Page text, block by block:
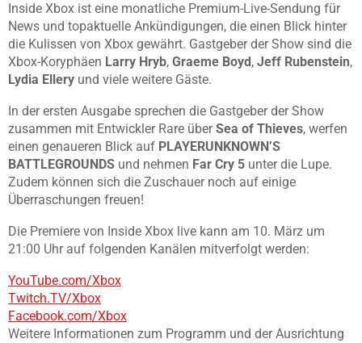
Inside Xbox ist eine monatliche Premium-Live-Sendung für
News und topaktuelle Ankündigungen, die einen Blick hinter
die Kulissen von Xbox gewährt. Gastgeber der Show sind die
Xbox-Koryphäen Larry Hryb, Graeme Boyd , Jeff Rubenstein,
Lydia Ellery und viele weitere Gäste.
In der ersten Ausgabe sprechen die Gastgeber der Show
zusammen mit Entwickler Rare überSea of Thieves, werfen
einen genaueren Blick auf PLAYERUNKNOWN’S
BATTLEGROUNDS und nehmen Far Cry 5 unter die Lupe.
Zudem können sich die Zuschauer noch auf einige
Überraschungen freuen!
Die Premiere von Inside Xbox live kann am 10. März um
21:00 Uhr auf folgenden Kanälen mitverfolgt werden:
YouTube.com/Xbox
Twitch.TV/Xbox
Facebook.com/Xbox
Weitere Informationen zum Programm und der Ausrichtung